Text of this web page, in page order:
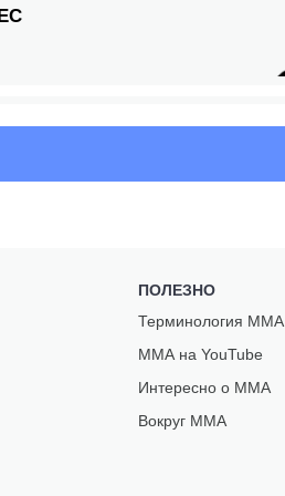
ПОЛЕЗНО
Терминология ММА
ММА на YouTube
Интересно о ММА
Вокруг ММА